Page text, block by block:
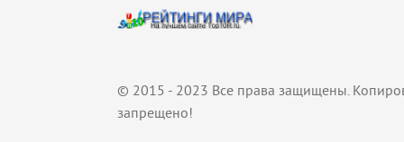
© 2015 - 2023 Все права защищены.
запрещено!